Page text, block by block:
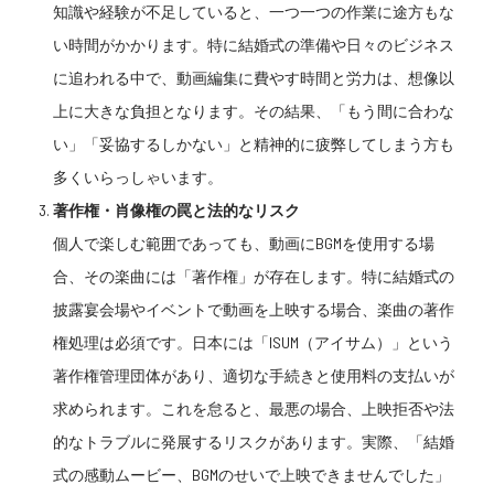
知識や経験が不足していると、一つ一つの作業に途方もな
い時間がかかります。特に結婚式の準備や日々のビジネス
に追われる中で、動画編集に費やす時間と労力は、想像以
上に大きな負担となります。その結果、「もう間に合わな
い」「妥協するしかない」と精神的に疲弊してしまう方も
多くいらっしゃいます。
著作権・肖像権の罠と法的なリスク
個人で楽しむ範囲であっても、動画にBGMを使用する場
合、その楽曲には「著作権」が存在します。特に結婚式の
披露宴会場やイベントで動画を上映する場合、楽曲の著作
権処理は必須です。日本には「ISUM（アイサム）」という
著作権管理団体があり、適切な手続きと使用料の支払いが
求められます。これを怠ると、最悪の場合、上映拒否や法
的なトラブルに発展するリスクがあります。実際、「結婚
式の感動ムービー、BGMのせいで上映できませんでした」